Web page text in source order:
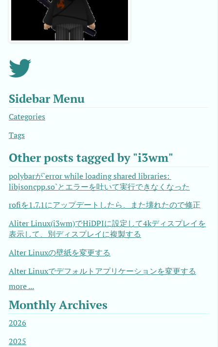
Sidebar Menu
Categories
Tags
Other posts tagged by "i3wm"
polybarが`error while loading shared libraries:
libjsoncpp.so`とエラーを吐いて実行できなくなった
rofiを1.7.1にアップデートしたら、また壊れたので修正
Aliter Linux(i3wm)でHiDPIに設定して4kディスプレイを
表示して、別ディスプレイに複製する
Alter Linuxの壁紙を変更する
Alter Linuxでデフォルトアプリケーションを変更する
more ...
Monthly Archives
2026
2025